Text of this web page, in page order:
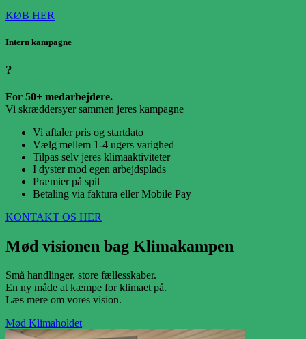
KØB HER
Intern kampagne
?
For 50+ medarbejdere.
Vi skræddersyer sammen jeres kampagne
Vi aftaler pris og startdato
Vælg mellem 1-4 ugers varighed
Tilpas selv jeres klimaaktiviteter
I dyster mod egen arbejdsplads
Præmier på spil
Betaling via faktura eller Mobile Pay
KONTAKT OS HER
Mød visionen bag Klimakampen
Små handlinger, store fællesskaber.
En ny måde at kæmpe for klimaet på.
Læs mere om vores vision.
Mød Klimaholdet